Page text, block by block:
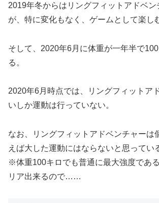
2019年冬からはリングフィットアドベン
が、特に変化もなく、ゲームとして楽し
そして、2020年6月に体重が一年半で
る。
2020年6月時点では、リングフィットア
いしか運動は行っていない。
なお、リングフィットアドベンチャーは
えば大した運動にはならないと思ってい
※体重100キロでも普通に最大強度であ
リア出来るので……